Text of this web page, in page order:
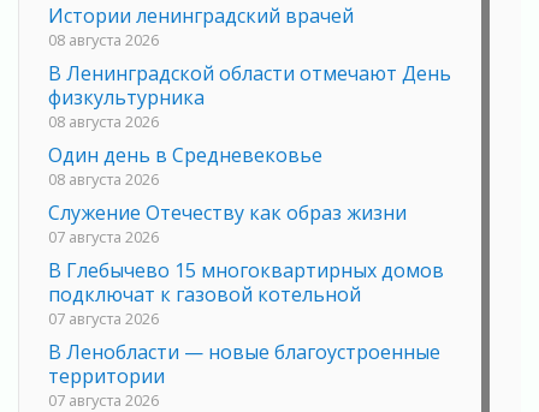
Истории ленинградский врачей
08 августа 2026
В Ленинградской области отмечают День
физкультурника
08 августа 2026
Один день в Средневековье
08 августа 2026
Служение Отечеству как образ жизни
07 августа 2026
В Глебычево 15 многоквартирных домов
подключат к газовой котельной
07 августа 2026
В Ленобласти — новые благоустроенные
территории
07 августа 2026